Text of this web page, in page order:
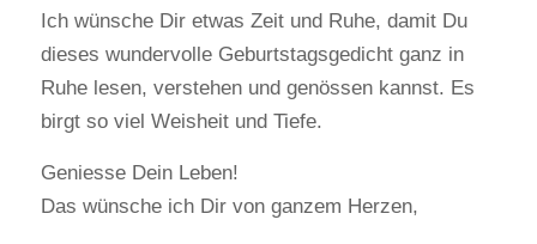
Ich wünsche Dir etwas Zeit und Ruhe, damit Du
dieses wundervolle Geburtstagsgedicht ganz in
Ruhe lesen, verstehen und genössen kannst. Es
birgt so viel Weisheit und Tiefe.
Geniesse Dein Leben!
Das wünsche ich Dir von ganzem Herzen,